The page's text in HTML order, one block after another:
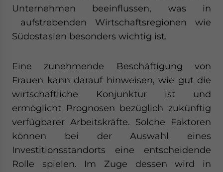
Unternehmen beeinflussen, was in
aufstrebenden Wirtschaftsregionen wie
Südostasien besonders wichtig ist.
Eine zunehmende Beschäftigung von
Frauen kann darauf hinweisen, wie gut die
wirtschaftliche Konjunktur ist und
ermöglicht Prognosen bezüglich zukünftig
verfügbarer Arbeitskräfte. Solche Faktoren
können bei der Auswahl eines
Investitionsstandorts eine entscheidende
Rolle spielen. Im Zuge dessen wird in
website. Please send me business news and updates
for Asia!
- case sensitive